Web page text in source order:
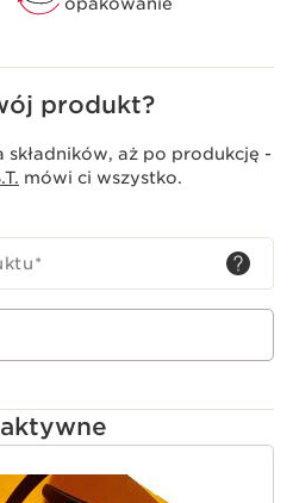
który pozostawia na skórze
opakowanie
produkt?
składników, aż po produkcję -
mówi ci wszystko.
*
aktywne